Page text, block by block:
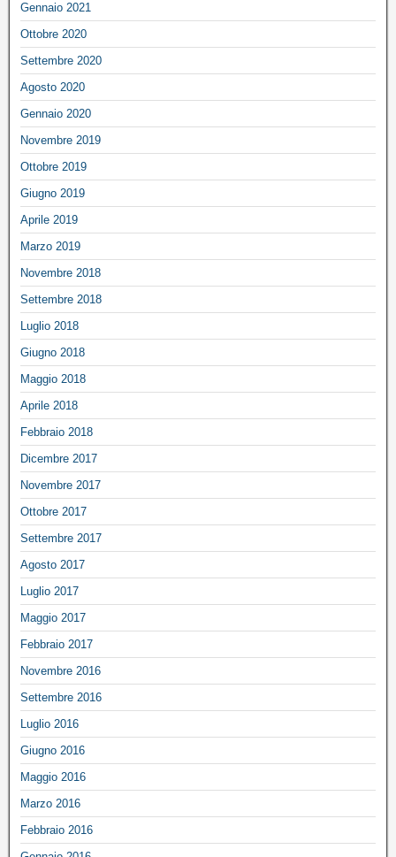
Gennaio 2021
Ottobre 2020
Settembre 2020
Agosto 2020
Gennaio 2020
Novembre 2019
Ottobre 2019
Giugno 2019
Aprile 2019
Marzo 2019
Novembre 2018
Settembre 2018
Luglio 2018
Giugno 2018
Maggio 2018
Aprile 2018
Febbraio 2018
Dicembre 2017
Novembre 2017
Ottobre 2017
Settembre 2017
Agosto 2017
Luglio 2017
Maggio 2017
Febbraio 2017
Novembre 2016
Settembre 2016
Luglio 2016
Giugno 2016
Maggio 2016
Marzo 2016
Febbraio 2016